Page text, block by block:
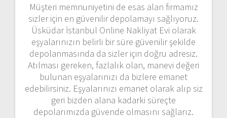
Müşteri memnuniyetini de esas alan firmamız
sizler için en güvenilir depolamayı sağlıyoruz.
Üsküdar İstanbul Online Nakliyat Evi olarak
eşyalarınızın belirli bir süre güvenilir şekilde
depolanmasında da sizler için doğru adresiz.
Atılması gereken, fazlalık olan, manevi değeri
bulunan eşyalarınızı da bizlere emanet
edebilirsiniz. Eşyalarınızı emanet olarak alıp siz
geri bizden alana kadarki süreçte
depolarımızda güvende olmasını sağlarız.